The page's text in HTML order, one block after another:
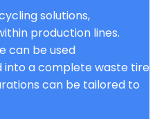
solutions,
production lines.
can be used
a complete waste tire
can be tailored to